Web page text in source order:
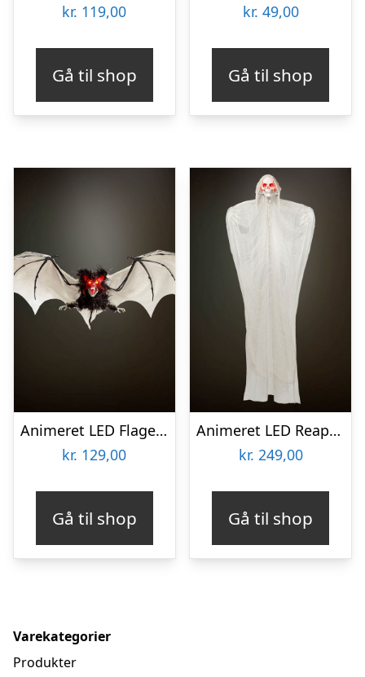
kr. 119,00
Gå til shop
kr. 49,00
Gå til shop
Animeret LED Flagermus
kr. 129,00
Gå til shop
Animeret LED Reaper Hvid
kr. 249,00
Gå til shop
Varekategorier
Produkter